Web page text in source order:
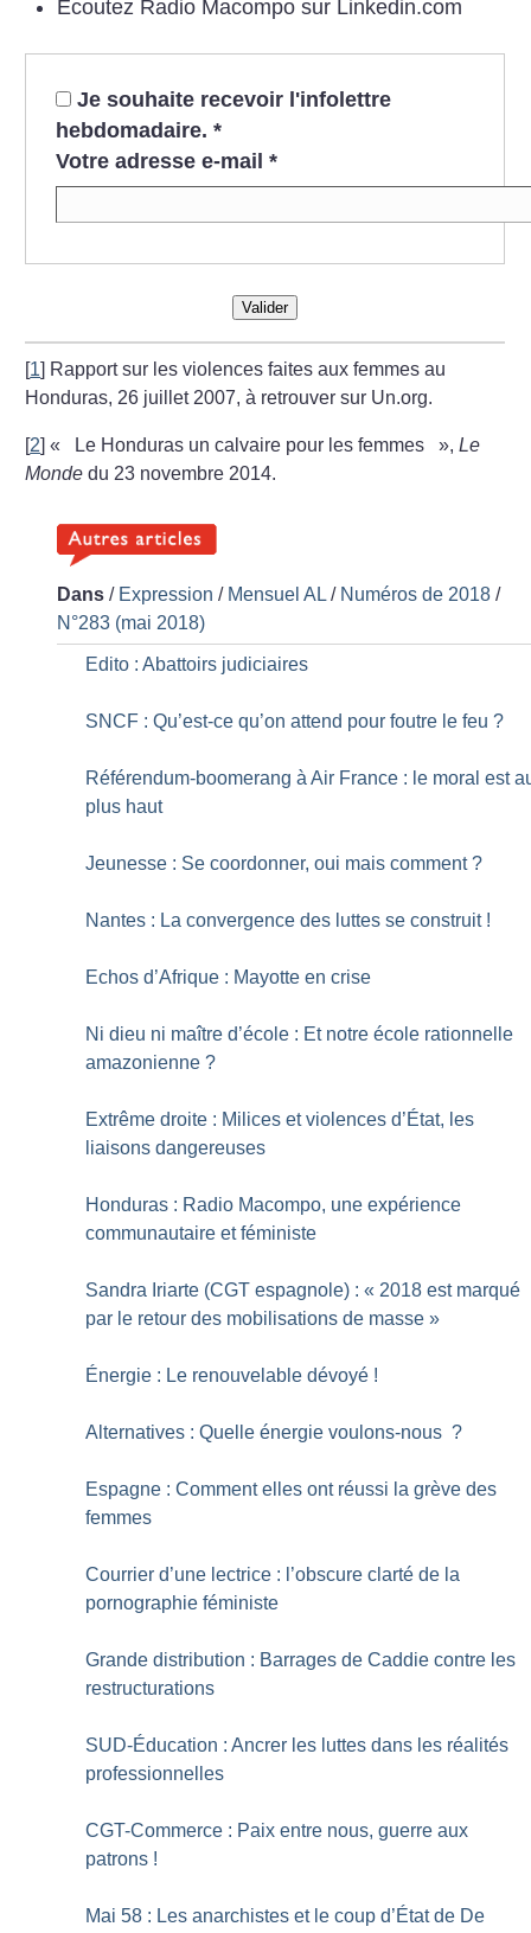
Écoutez Radio Macompo sur Linkedin.com
Je souhaite recevoir l'infolettre
hebdomadaire. *
Votre adresse e-mail *
Valider
[1] Rapport sur les violences faites aux femmes au
Honduras, 26 juillet 2007, à retrouver sur Un.org.
[2]« Le Honduras un calvaire pour les femmes »,Le
Monde du 23 novembre 2014.
Dans / Expression / Mensuel AL / Numéros de 2018 /
N°283 (mai 2018)
Edito : Abattoirs judiciaires
SNCF : Qu’est-ce qu’on attend pour foutre le feu ?
Référendum-boomerang à Air France : le moral est
plus haut
Jeunesse : Se coordonner, oui mais comment ?
Nantes : La convergence des luttes se construit !
Echos d’Afrique : Mayotte en crise
Ni dieu ni maître d’école : Et notre école rationnelle
amazonienne ?
Extrême droite : Milices et violences d’État, les
liaisons dangereuses
Honduras : Radio Macompo, une expérience
communautaire et féministe
Sandra Iriarte (CGT espagnole) : « 2018 est marqué
par le retour des mobilisations de masse »
Énergie : Le renouvelable dévoyé !
Alternatives : Quelle énergie voulons-nous ?
Espagne : Comment elles ont réussi la grève des
femmes
Courrier d’une lectrice : l’obscure clarté de la
pornographie féministe
Grande distribution : Barrages de Caddie contre les
restructurations
SUD-Éducation : Ancrer les luttes dans les réalités
professionnelles
CGT-Commerce : Paix entre nous, guerre aux
patrons !
Mai 58 : Les anarchistes et le coup d’État de De